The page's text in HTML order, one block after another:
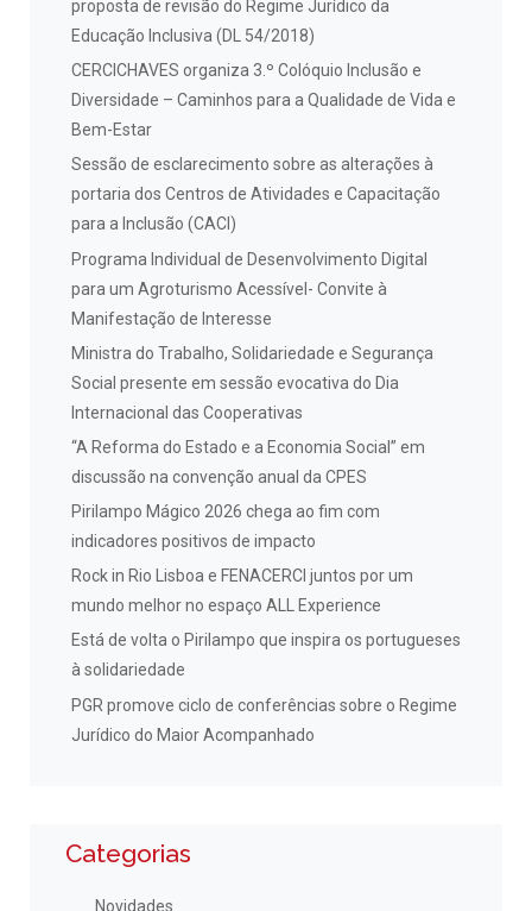
proposta de revisão do Regime Jurídico da
Educação Inclusiva (DL 54/2018)
CERCICHAVES organiza 3.º Colóquio Inclusão e
Diversidade – Caminhos para a Qualidade de Vida e
Bem-Estar
Sessão de esclarecimento sobre as alterações à
portaria dos Centros de Atividades e Capacitação
para a Inclusão (CACI)
Programa Individual de Desenvolvimento Digital
para um Agroturismo Acessível- Convite à
Manifestação de Interesse
Ministra do Trabalho, Solidariedade e Segurança
Social presente em sessão evocativa do Dia
Internacional das Cooperativas
“A Reforma do Estado e a Economia Social” em
discussão na convenção anual da CPES
Pirilampo Mágico 2026 chega ao fim com
indicadores positivos de impacto
Rock in Rio Lisboa e FENACERCI juntos por um
mundo melhor no espaço ALL Experience
Está de volta o Pirilampo que inspira os portugueses
à solidariedade
PGR promove ciclo de conferências sobre o Regime
Jurídico do Maior Acompanhado
Categorias
Novidades